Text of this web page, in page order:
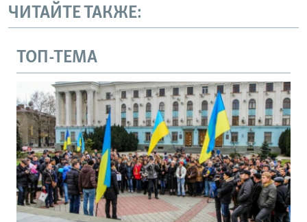
ЧИТАЙТЕ ТАКЖЕ:
ТОП-ТЕМА